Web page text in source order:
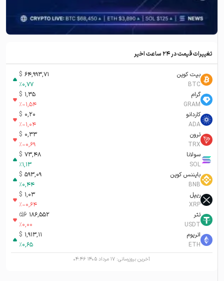
تغییرات قیمت در ۲۴ ساعت اخیر
بیت کوین
BTC
64,993,71
$
%0,77
گرام
GRAM
1,35
$
%-1,54
کاردانو
ADA
0,20
$
%-1,04
ترون
TRX
0,33
$
%-0,69
سولانا
SOL
73,48
$
%1,13
بایننس کوین
BNB
593,09
$
%0,44
ریپل
XRP
1,03
$
%-0,64
تتر
USDT
186,552 تومان-ء
%0,00
اتریوم
ETH
1,913,11
$
%0,65
آخرین بروزرسانی: ۱۷ مرداد ۱۴۰۵ ۰۴:۴۶